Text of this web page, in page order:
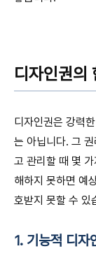
디자인권의
디자인권은 강력
는 아닙니다. 그
고 관리할 때 몇
해하지 못하면 예
호받지 못할 수
1. 기능적 디자